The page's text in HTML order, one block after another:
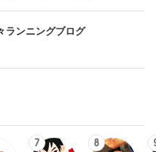
ランニングブログ
7 8